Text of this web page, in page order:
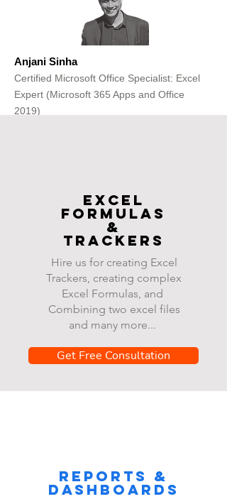
Anjani Sinha
Certified Microsoft Office Specialist: Excel
Expert (Microsoft 365 Apps and Office
2019)
Excel
FOrmulas
&
Trackers
Hire us for creating Excel
Trackers, creating complex
Excel Formulas, and
Combining two excel files
and many more...
Get Free Consultation
Reports &
dashboards